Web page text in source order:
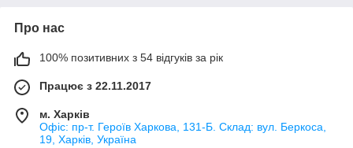
Про нас
100% позитивних з 54 відгуків за рік
Працює з 22.11.2017
м. Харків
Офіс: пр-т. Героїв Харкова, 131-Б. Склад: вул. Беркоса,
19, Харків, Україна